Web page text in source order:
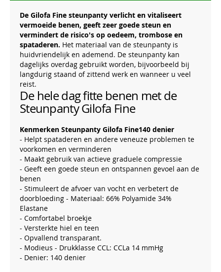
De Gilofa Fine steunpanty verlicht en vitaliseert
vermoeide benen, geeft zeer goede steun en
vermindert de risico's op oedeem, trombose en
spataderen. Het materiaal van de steunpanty is
huidvriendelijk en ademend. De steunpanty kan
dagelijks overdag gebruikt worden, bijvoorbeeld bij
langdurig staand of zittend werk en wanneer u veel
reist.
De hele dag fitte benen met de
Steunpanty Gilofa Fine
Kenmerken Steunpanty Gilofa Fine140 denier
- Helpt spataderen en andere veneuze problemen te
voorkomen en verminderen
- Maakt gebruik van actieve graduele compressie
- Geeft een goede steun en ontspannen gevoel aan de
benen
- Stimuleert de afvoer van vocht en verbetert de
doorbloeding - Materiaal: 66% Polyamide 34%
Elastane
- Comfortabel broekje
- Versterkte hiel en teen
- Opvallend transparant.
- Modieus - Drukklasse CCL: CCLa 14 mmHg
- Denier: 140 denier